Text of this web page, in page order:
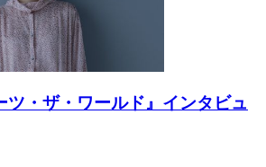
ツ・ザ・ワールド』インタビュ